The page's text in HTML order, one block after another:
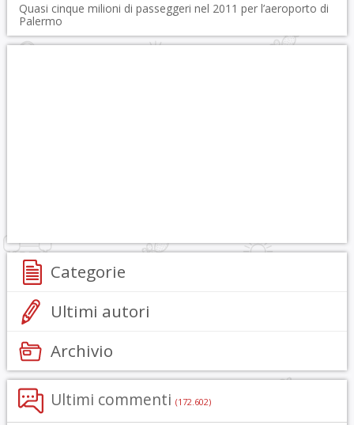
Quasi cinque milioni di passeggeri nel 2011 per l’aeroporto di
Palermo
Categorie
Ultimi autori
Archivio
Ultimi commenti (172.602)